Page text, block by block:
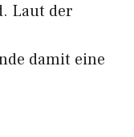
Laut der
damit eine